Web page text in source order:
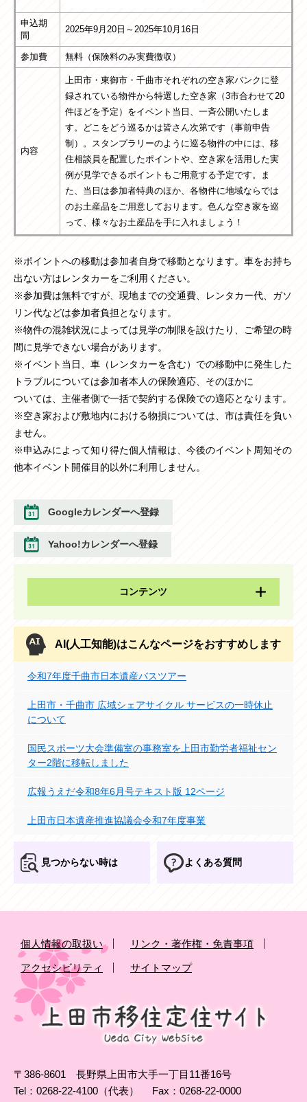
申込期
間
2025年9月20日～2025年10月16日
参加費 無料（保険料のみ実費徴収）
内容
​上田市・東御市・千曲市それぞれの空き家バンクに登
録されている物件から特選した空き家（3市合わせて20
件ほどを予定）をイベント当日、一斉公開いたしま
す。どこをどう巡るかは皆さん次第です（事前申告
制）。スタンプラリーのように巡る物件の中には、移
住相談員を配置したポイントや、空き家を活用した実
例が見学できるポイントもご用意する予定です。ま
た、当日は参加者特典のほか、各物件に地域ならでは
のお土産品をご用意しております。色んな空き家を巡
って、様々なお土産品を手に入れましょう！
※ポイントへの移動は参加者自身で移動となります。車をお持ち
出ない方はレンタカーをご利用ください。
※参加費は無料ですが、現地までの交通費、レンタカー代、ガソ
リン代などは参加者負担となります。
※物件の混雑状況によっては見学の制限を設けたり、ご希望の時
間に見学できない場合があります。
※イベント当日、車（レンタカーを含む）での移動中に発生した
トラブルについては参加者本人の保険適応、そのほかに
ついては、主催者側で一括で契約する保険での適応となります。
※空き家および敷地内における物損については、市は責任を負い
ません。
※申込みによって知り得た個人情報は、今後のイベント周知その
他本イベント開催目的以外に利用しません。
Googleカレンダーへ登録
Yahoo!カレンダーへ登録
コンテンツ
AI(人工知能)はこんなページをおすすめします
令和7年度千曲市日本遺産バスツアー
上田市・千曲市 広域シェアサイクル サービスの一時休止
について
国民スポーツ大会準備室の事務室を上田市勤労者福祉セン
ター2階に移転しました
広報うえだ令和8年6月号テキスト版 12ページ
上田市日本遺産推進協議会令和7年度事業
見つからない時は よくある質問
個人情報の取扱い リンク・著作権・免責事項
アクセシビリティ サイトマップ
〒386-8601 長野県上田市大手一丁目11番16号
Tel：0268-22-4100（代表）
Fax：0268-22-0000